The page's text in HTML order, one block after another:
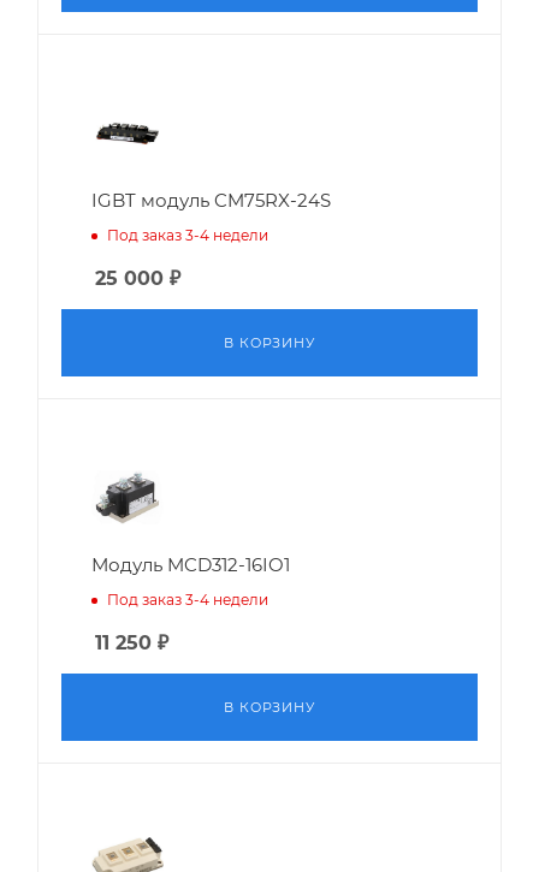
IGBT модуль CM75RX-24S
Под заказ 3-4 недели
25 000 ₽
В КОРЗИНУ
Модуль MCD312-16IO1
Под заказ 3-4 недели
11 250 ₽
В КОРЗИНУ